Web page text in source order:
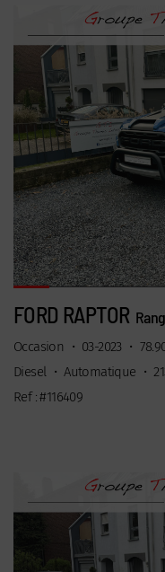
FORD RAPTOR
Occasion • 03-2023 •
Diesel • Automatique •
Ref : #116409